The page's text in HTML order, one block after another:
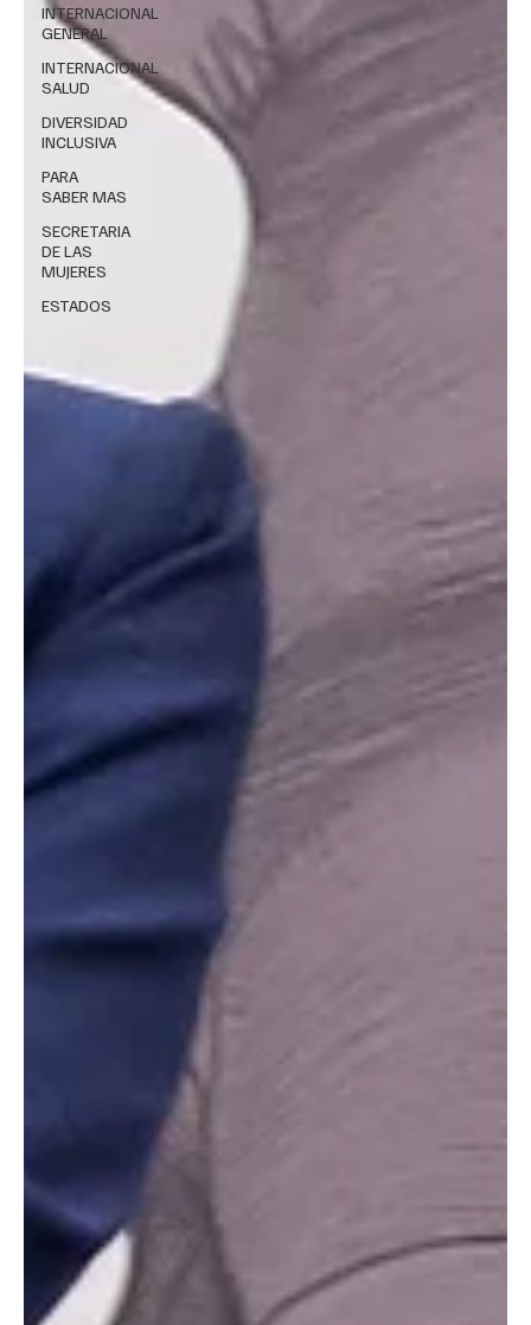
INTERNACIONAL
GENERAL
INTERNACIONAL
SALUD
DIVERSIDAD
INCLUSIVA
PARA
SABER MAS
SECRETARIA
DE LAS
MUJERES
ESTADOS